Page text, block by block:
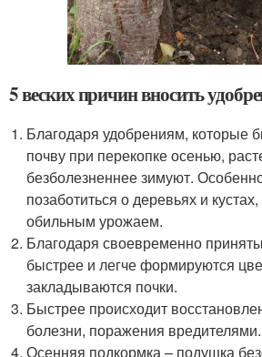
5 веских причин вносить
Благодаря удобрениям, которые
почву при перекопке осенью,
безболезненнее зимуют.
позаботиться о деревьях и
обильным урожаем.
Благодаря своевременно
быстрее и легче формируются
закладываются почки.
Быстрее происходит
болезни, поражения вредителями.
Осенняя подкормка – подушка